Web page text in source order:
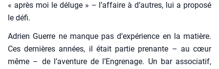
« après moi le déluge » – l’affaire à d’autres, lui a pro­po­sé
le défi.
Adrien Guerre ne manque pas d’expérience en la matière.
Ces der­nières années, il était par­tie pre­nante – au cœur
même – de l’aventure de l’Engrenage. Un bar asso­cia­tif,